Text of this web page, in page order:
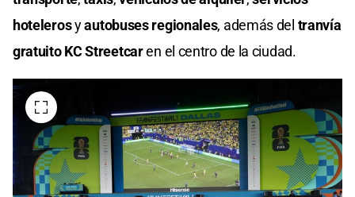
hotelerosyautobuses regionales, además del tranvía
gratuito KC Streetcaren el centro de la ciudad.